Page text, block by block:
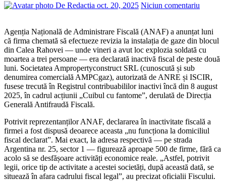
De Redactia oct. 20, 2025 Niciun comentariu
Agenția Națională de Administrare Fiscală (ANAF) a anunțat luni
că firma chemată să efectueze revizia la instalația de gaze din blocul
din Calea Rahovei — unde vineri a avut loc explozia soldată cu
moartea a trei persoane — era declarată inactivă fiscal de peste două
luni. Societatea Ampropertyconstruct SRL (cunoscută și sub
denumirea comercială AMPCgaz), autorizată de ANRE și ISCIR,
fusese trecută în Registrul contribuabililor inactivi încă din 8 august
2025, în cadrul acțiunii „Cuibul cu fantome”, derulată de Direcția
Generală Antifraudă Fiscală.
Potrivit reprezentanților ANAF, declararea în inactivitate fiscală a
firmei a fost dispusă deoarece aceasta „nu funcționa la domiciliul
fiscal declarat”. Mai exact, la adresa respectivă — pe strada
Argentina nr. 25, sector 1 — figurează aproape 500 de firme, fără ca
acolo să se desfășoare activități economice reale. „Astfel, potrivit
legii, orice tip de activitate a acestei societăți, după această dată, se
situează în afara cadrului fiscal legal”, au precizat oficialii Fiscului.